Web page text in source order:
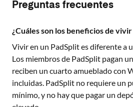
Preguntas frecuentes
¿Cuáles son los beneficios de
Vivir en un PadSplit es diferente a
Los miembros de PadSplit pagan
reciben un cuarto amueblado con
incluidas. PadSplit no requiere un
mínimo, y no hay que pagar un